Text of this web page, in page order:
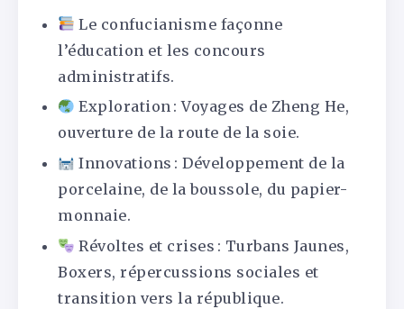
Le confucianisme façonne
l’éducation et les concours
administratifs.
Exploration : Voyages de Zheng He,
ouverture de la route de la soie.
Innovations : Développement de la
porcelaine, de la boussole, du papier-
monnaie.
Révoltes et crises : Turbans Jaunes,
Boxers, répercussions sociales et
transition vers la république.